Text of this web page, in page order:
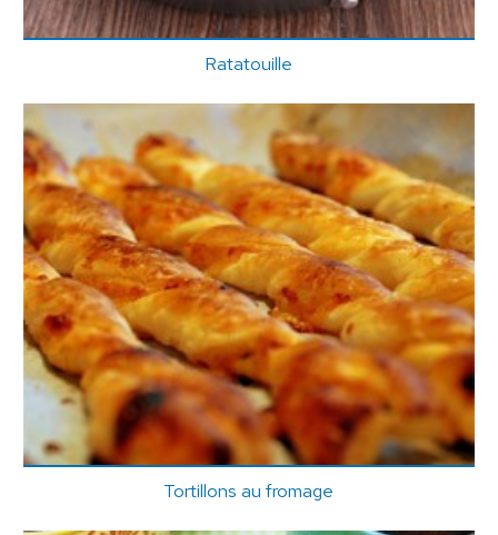
Ratatouille
Tortillons au fromage